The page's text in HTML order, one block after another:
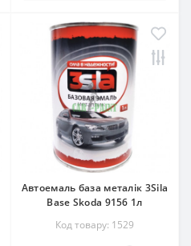
Автоемаль база металік 3Sila
Base Skoda 9156 1л
Код товару: 1529